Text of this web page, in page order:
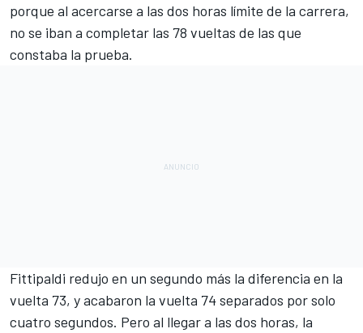
porque al acercarse a las dos horas límite de la carrera,
no se iban a completar las 78 vueltas de las que
constaba la prueba.
Fittipaldi redujo en un segundo más la diferencia en la
vuelta 73, y acabaron la vuelta 74 separados por solo
cuatro segundos. Pero al llegar a las dos horas, la